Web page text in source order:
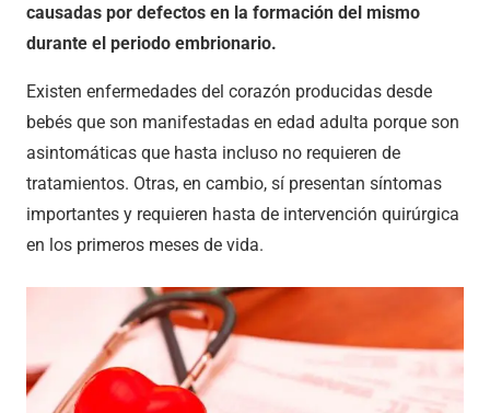
causadas por defectos en la formación del mismo
durante el periodo embrionario.
Existen enfermedades del corazón producidas desde
bebés que son manifestadas en edad adulta porque son
asintomáticas que hasta incluso no requieren de
tratamientos. Otras, en cambio, sí presentan síntomas
importantes y requieren hasta de intervención quirúrgica
en los primeros meses de vida.